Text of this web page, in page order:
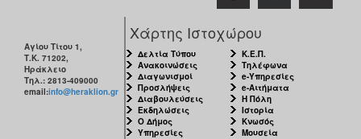
Αγίου Τίτου 1,
Τ.Κ. 71202,
Ηράκλειο
Τηλ.: 2813-409000
email:info@heraklion.gr
Χάρτης Ιστοχώρου
Δελτία Τύπου
Ανακοινώσεις
Διαγωνισμοί
Προσλήψεις
Διαβουλεύσεις
Εκδηλώσεις
Ο Δήμος
Υπηρεσίες
Κ.Ε.Π.
Τηλέφωνα
e-Υπηρεσίες
e-Αιτήματα
Η Πόλη
Ιστορία
Κνωσός
Μουσεία